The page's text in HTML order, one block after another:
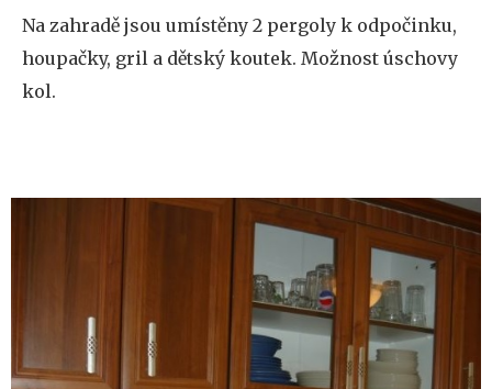
Na zahradě jsou umístěny 2 pergoly k odpočinku,
houpačky, gril a dětský koutek. Možnost úschovy
kol.